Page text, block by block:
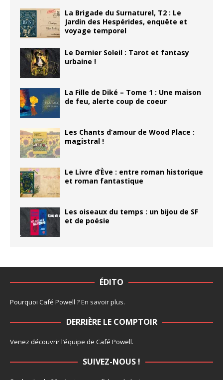
La Brigade du Surnaturel, T2 : Le
Jardin des Hespérides, enquête et
voyage temporel
Le Dernier Soleil : Tarot et fantasy
urbaine !
La Fille de Diké – Tome 1 : Une maison
de feu, alerte coup de coeur
Les Chants d’amour de Wood Place :
magistral !
Le Livre d’Ève : entre roman historique
et roman fantastique
Les oiseaux du temps : un bijou de SF
et de poésie
ÉDITO
Pourquoi Café Powell ?En savoir plus.
DERRIÈRE LE COMPTOIR
Venez découvrir l’équipe de Café Powell.
SUIVEZ-NOUS !